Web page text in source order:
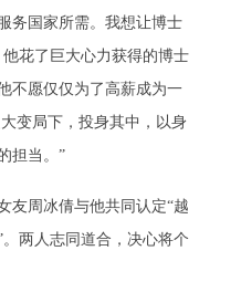
务国家所需。我想让博士
他花了巨大心力获得的博士
不愿仅仅为了高薪成为一
变局下，投身其中，以身
担当。”
友周冰倩与他共同认定“越
两人志同道合，决心将个